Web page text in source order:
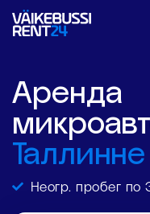
Аренда
Таллинне
Неогр. пробег по